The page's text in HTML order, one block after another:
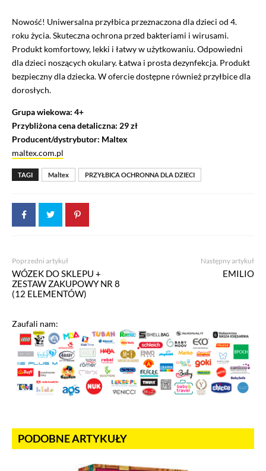
Nowość! Uniwersalna przyłbica przeznaczona dla dzieci od 4.
roku życia. Skuteczna ochrona przed bakteriami i wirusami.
Produkt komfortowy, lekki i łatwy w użytkowaniu. Odpowiedni
dla dzieci noszących okulary. Łatwa i prosta dezynfekcja. Produkt
bezpieczny dla dziecka. W ofercie dostępne również przyłbice dla
dorosłych.
Grupa wiekowa: 4+
Przybliżona cena detaliczna: 29 zł
Producent/dystrybutor: Maltex
maltex.com.pl
TAGI Maltex PRZYŁBICA OCHRONNA DLA DZIECI
Poprzedni artykuł
WÓZEK DO SKLEPU +
ZESTAW ZAKUPOWY NR 8
(12 ELEMENTÓW)
Następny artykuł
EMILIO
Zaufali nam:
PODOBNE ARTYKUŁY